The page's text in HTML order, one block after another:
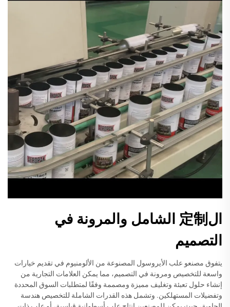
ال定制 الشامل والمرونة في
التصميم
يتفوق مصنعو علب الأيروسول المصنوعة من الألومنيوم في تقديم خيارات
واسعة للتخصيص ومرونة في التصميم، مما يمكن العلامات التجارية من
إنشاء حلول تعبئة وتغليف مميزة ومصممة وفقًا لمتطلبات السوق المحددة
وتفضيلات المستهلكين. وتشمل هذه القدرات الشاملة للتخصيص هندسة